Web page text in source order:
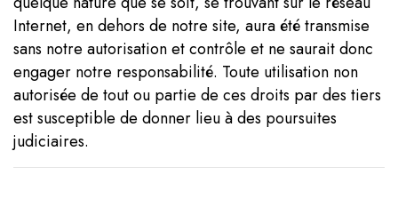
Internet, en dehors de notre site, aura été transmise
sans notre autorisation et contrôle et ne saurait donc
engager notre responsabilité. Toute utilisation non
autorisée de tout ou partie de ces droits par des tiers
est susceptible de donner lieu à des poursuites
judiciaires.